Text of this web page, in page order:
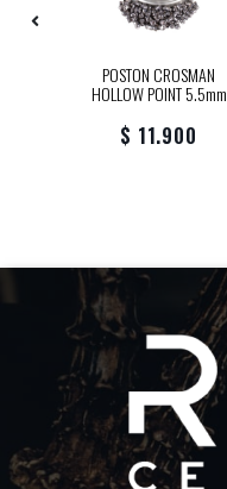
POSTON CROSMAN
HOLLOW POINT 5.5mm
$ 11.900